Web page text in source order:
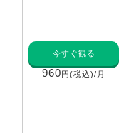
今すぐ観る
960円(税込)/月